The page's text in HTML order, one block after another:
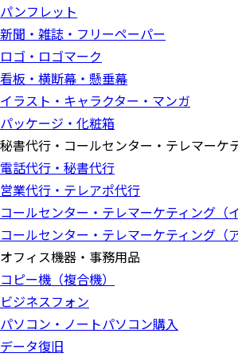
パンフレット
新聞・雑誌・フリーペーパー
ロゴ・ロゴマーク
看板・横断幕・懸垂幕
イラスト・キャラクター・マンガ
パッケージ・化粧箱
秘書代行・コールセンター・テレマーケ
電話代行・秘書代行
営業代行・テレアポ代行
コールセンター・テレマーケティング（
コールセンター・テレマーケティング（
オフィス機器・事務用品
コピー機（複合機）
ビジネスフォン
パソコン・ノートパソコン購入
データ復旧